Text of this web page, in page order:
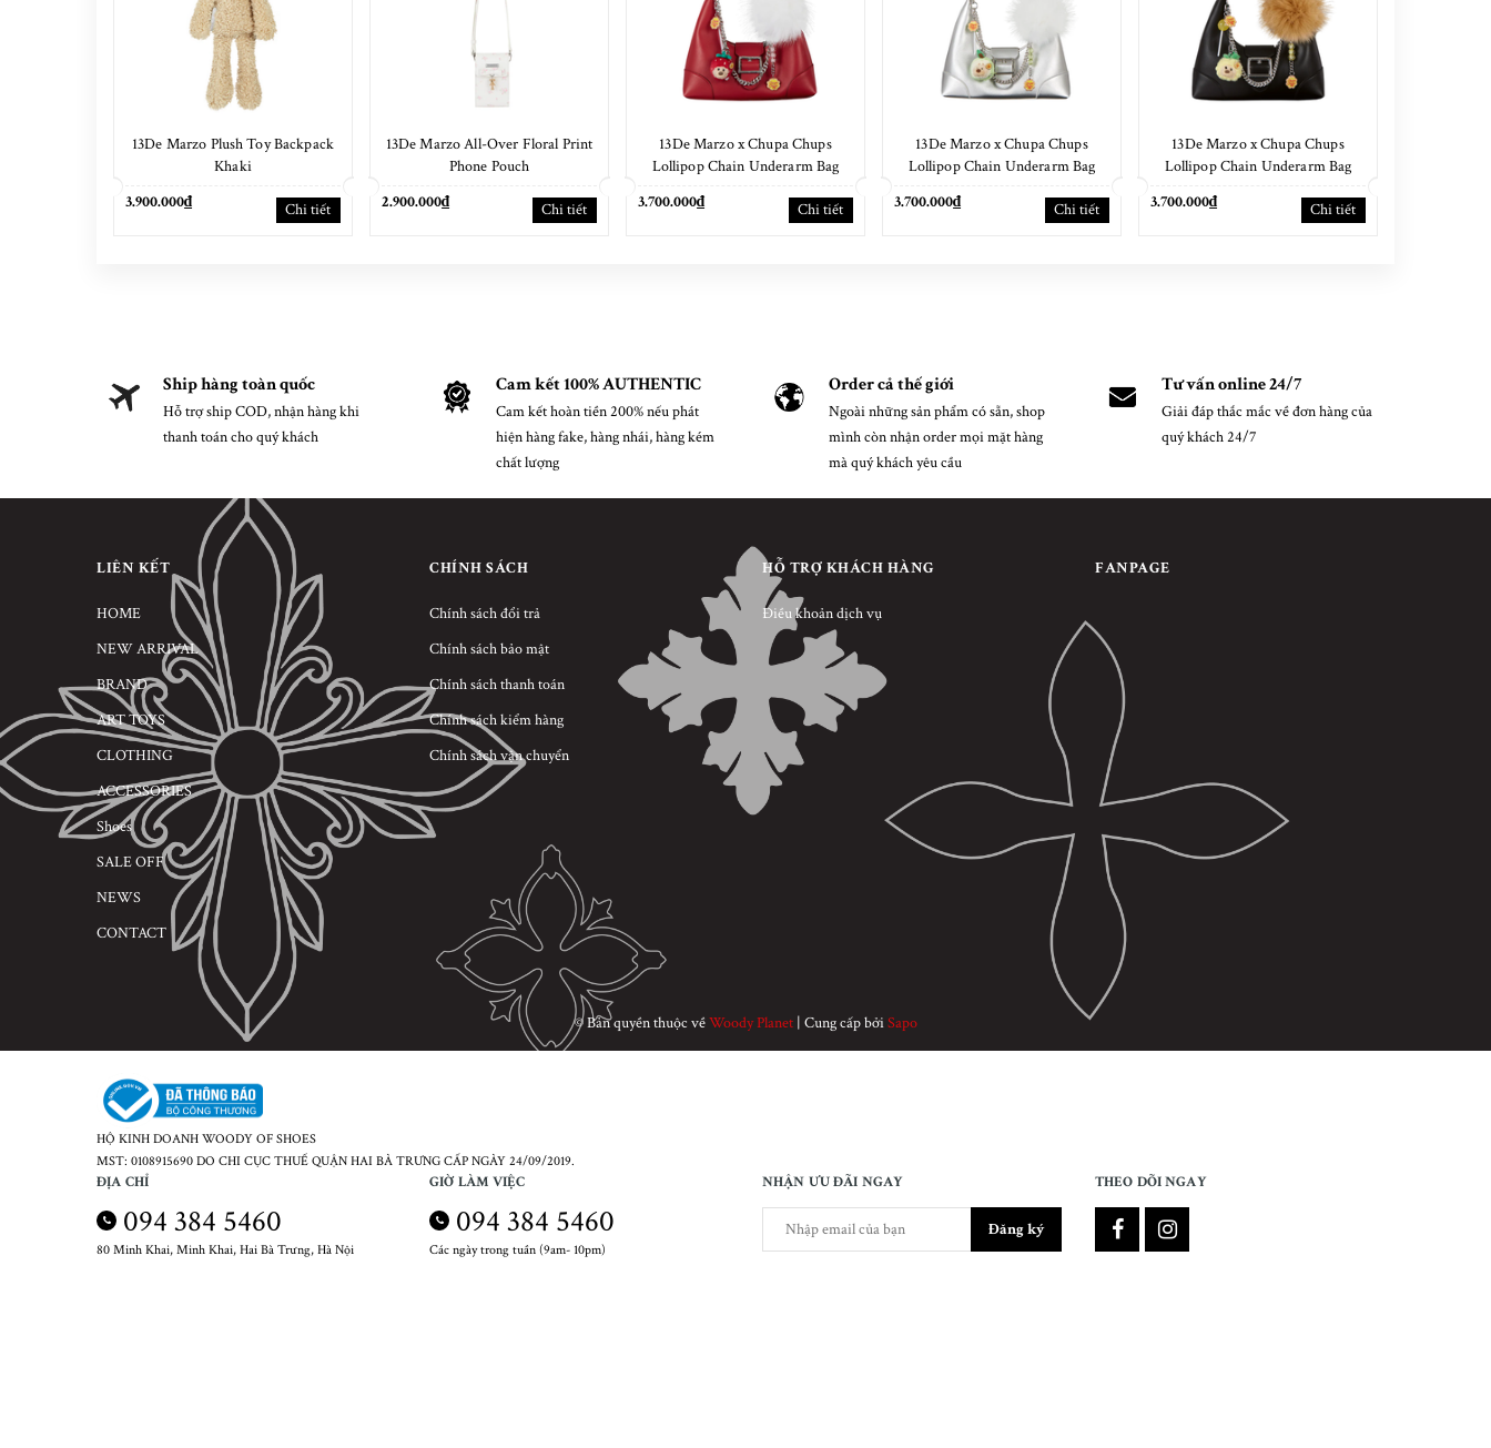
13De Marzo Plush Toy Backpack
Khaki
3.900.000₫
Chi tiết
13De Marzo All-Over Floral Print
Phone Pouch
2.900.000₫
Chi tiết
13De Marzo x Chupa Chups
Lollipop Chain Underarm Bag
3.700.000₫ Chi tiết
13De Marzo x Chupa Chups
Lollipop Chain Underarm Bag
3.700.000₫ Chi tiết
13De Marzo x Chupa Chups
Lollipop Chain Underarm Bag
3.700.000₫ Chi tiết
Ship hàng toàn quốc
Hỗ trợ ship COD, nhận hàng khi
thanh toán cho quý khách
Cam kết 100% AUTHENTIC
Cam kết hoàn tiền 200% nếu phát
hiện hàng fake, hàng nhái, hàng kém
chất lượng
Order cả thế giới
Ngoài những sản phẩm có sẵn, shop
mình còn nhận order mọi mặt hàng
mà quý khách yêu cầu
Tư vấn online 24/7
Giải đáp thắc mắc về đơn hàng của
quý khách 24/7
LIÊN KẾT
HOME
NEW ARRIVAL
BRAND
ART TOYS
CLOTHING
ACCESSORIES
Shoes
SALE OFF
NEWS
CONTACT
CHÍNH SÁCH
Chính sách đổi trả
Chính sách bảo mật
Chính sách thanh toán
Chính sách kiểm hàng
Chính sách vận chuyển
HỖ TRỢ KHÁCH HÀNG
Điều khoản dịch vụ
FANPAGE
© Bản quyền thuộc vềWoody Planet | Cung cấp bởiSapo
HỘ KINH DOANH WOODY OF SHOES
MST: 0108915690 DO CHI CỤC THUẾ QUẬN HAI BÀ TRƯNG CẤP NGÀY 24/09/2019.
ĐỊA CHỈ
094 384 5460
80 Minh Khai, Minh Khai, Hai Bà Trưng, Hà Nội
GIỜ LÀM VIỆC
094 384 5460
Các ngày trong tuần (9am- 10pm)
NHẬN ƯU ĐÃI NGAY
Đăng ký
THEO DÕI NGAY